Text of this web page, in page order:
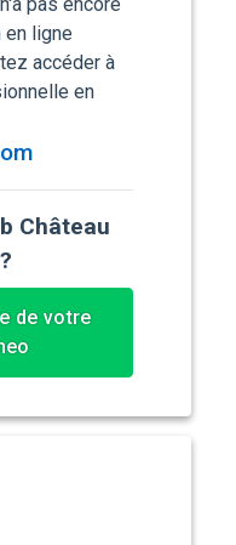
ligne
accéder à
en
Château
de votre